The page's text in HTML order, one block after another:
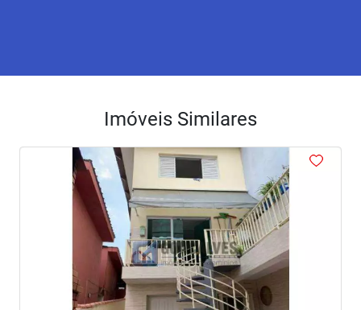
Imóveis Similares
Previous